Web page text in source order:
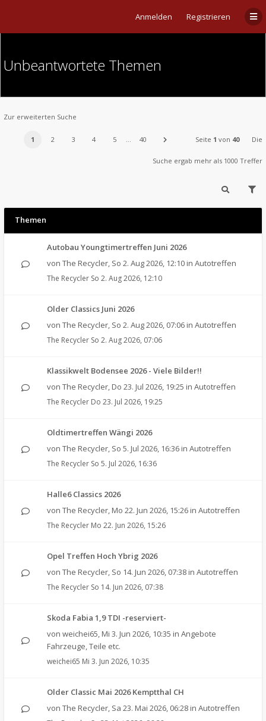
Anmelden Registrieren
Unbeantwortete Themen
Zur erweiterten Suche
1 2 3 4 5 … 40 Seite 1 von 40 Die
Suche ergab mehr als 1000 Treffer
Themen
Autobau Youngtimertreffen Juni 2026
von The Recycler, So 2. Aug 2026, 12:10 in Autotreffen
The Recycler So 2. Aug 2026, 12:10
Older Classics Juni 2026
von The Recycler, So 2. Aug 2026, 07:06 in Autotreffen
The Recycler So 2. Aug 2026, 07:06
Klassikwelt Bodensee 2026 - Viele Bilder!!
von The Recycler, Do 23. Jul 2026, 19:25 in Autotreffen
The Recycler Do 23. Jul 2026, 19:25
Oldtimertreffen Wängi 2026
von The Recycler, So 5. Jul 2026, 16:36 in Autotreffen
The Recycler So 5. Jul 2026, 16:36
Halle6 Classics 2026
von The Recycler, Mo 22. Jun 2026, 15:26 in Autotreffen
The Recycler Mo 22. Jun 2026, 15:26
Opel Treffen Hoch Ybrig 2026
von The Recycler, So 14. Jun 2026, 07:38 in Autotreffen
The Recycler So 14. Jun 2026, 07:38
Skoda Fabia 1,9 TDI -reserviert-
von weichei65, Mi 3. Jun 2026, 10:35 in Angebote
Fahrzeuge, Teile etc.
weichei65 Mi 3. Jun 2026, 10:35
Older Classic Mai 2026 Kemptthal CH
von The Recycler, Sa 23. Mai 2026, 06:28 in Autotreffen